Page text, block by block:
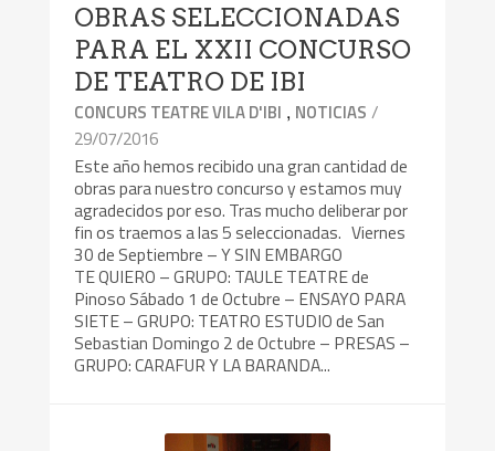
OBRAS SELECCIONADAS
PARA EL XXII CONCURSO
DE TEATRO DE IBI
CONCURS TEATRE VILA D'IBI , NOTICIAS /
29/07/2016
Este año hemos recibido una gran cantidad de
obras para nuestro concurso y estamos muy
agradecidos por eso. Tras mucho deliberar por
fin os traemos a las 5 seleccionadas. Viernes
30 de Septiembre – Y SIN EMBARGO
TE QUIERO – GRUPO: TAULE TEATRE de
Pinoso Sábado 1 de Octubre – ENSAYO PARA
SIETE – GRUPO: TEATRO ESTUDIO de San
Sebastian Domingo 2 de Octubre – PRESAS –
GRUPO: CARAFUR Y LA BARANDA...